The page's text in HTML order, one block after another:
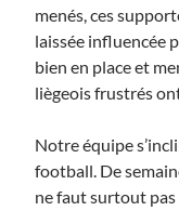
menés, ces
laissée influencée
bien en place et
liègeois frustrés
Notre équipe
football. De
ne faut surtout pas